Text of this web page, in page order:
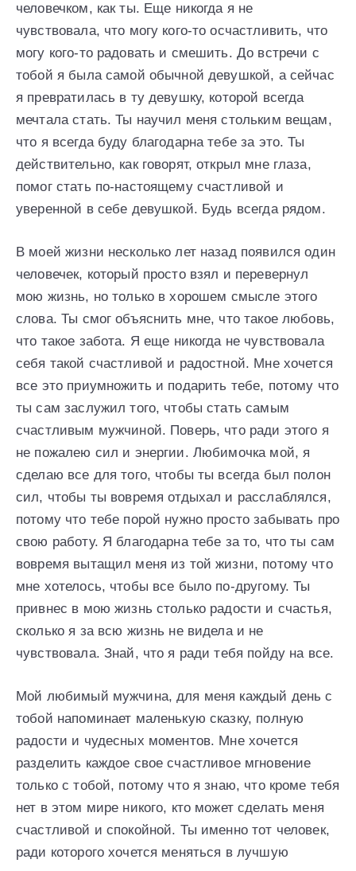
человечком, как ты. Еще никогда я не
чувствовала, что могу кого-то осчастливить, что
могу кого-то радовать и смешить. До встречи с
тобой я была самой обычной девушкой, а сейчас
я превратилась в ту девушку, которой всегда
мечтала стать. Ты научил меня стольким вещам,
что я всегда буду благодарна тебе за это. Ты
действительно, как говорят, открыл мне глаза,
помог стать по-настоящему счастливой и
уверенной в себе девушкой. Будь всегда рядом.
В моей жизни несколько лет назад появился один
человечек, который просто взял и перевернул
мою жизнь, но только в хорошем смысле этого
слова. Ты смог объяснить мне, что такое любовь,
что такое забота. Я еще никогда не чувствовала
себя такой счастливой и радостной. Мне хочется
все это приумножить и подарить тебе, потому что
ты сам заслужил того, чтобы стать самым
счастливым мужчиной. Поверь, что ради этого я
не пожалею сил и энергии. Любимочка мой, я
сделаю все для того, чтобы ты всегда был полон
сил, чтобы ты вовремя отдыхал и расслаблялся,
потому что тебе порой нужно просто забывать про
свою работу. Я благодарна тебе за то, что ты сам
вовремя вытащил меня из той жизни, потому что
мне хотелось, чтобы все было по-другому. Ты
привнес в мою жизнь столько радости и счастья,
сколько я за всю жизнь не видела и не
чувствовала. Знай, что я ради тебя пойду на все.
Мой любимый мужчина, для меня каждый день с
тобой напоминает маленькую сказку, полную
радости и чудесных моментов. Мне хочется
разделить каждое свое счастливое мгновение
только с тобой, потому что я знаю, что кроме тебя
нет в этом мире никого, кто может сделать меня
счастливой и спокойной. Ты именно тот человек,
ради которого хочется меняться в лучшую